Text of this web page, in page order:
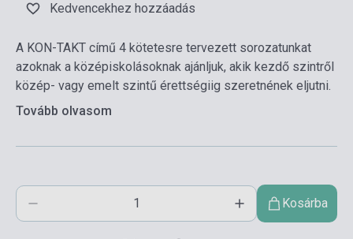
Kedvencekhez hozzáadás
A KON-TAKT című 4 kötetesre tervezett sorozatunkat
azoknak a középiskolásoknak ajánljuk, akik kezdő szintről
közép- vagy emelt szintű érettségiig szeretnének eljutni.
Tovább olvasom
Kosárba